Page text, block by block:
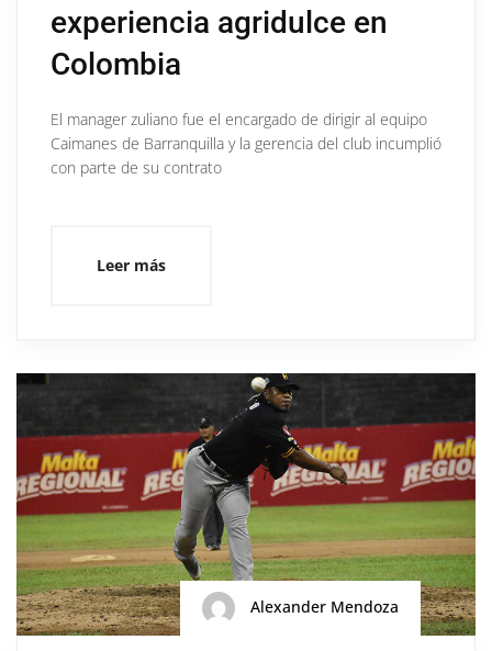
experiencia agridulce en
Colombia
El manager zuliano fue el encargado de dirigir al equipo
Caimanes de Barranquilla y la gerencia del club incumplió
con parte de su contrato
Leer más
Alexander Mendoza